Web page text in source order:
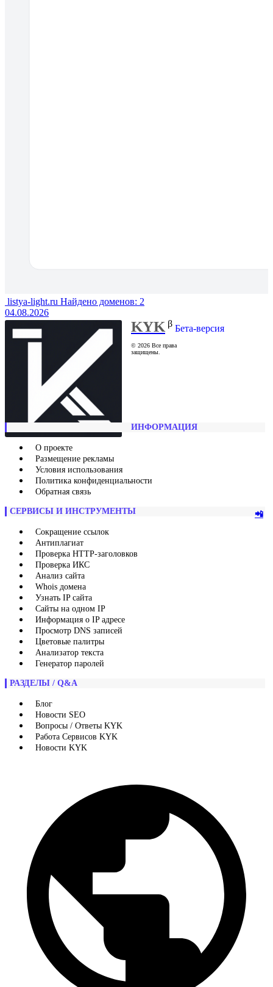
listya-light.ru Найдено доменов: 2
04.08.2026
KYK β Бета-версия
© 2026 Все права
ИНФОРМАЦИЯ
О проекте
Размещение рекламы
Условия использования
Политика конфиденциальности
Обратная связь
СЕРВИСЫ И ИНСТРУМЕНТЫ
📲
Сокращение ссылок
Антиплагиат
Проверка HTTP-заголовков
Проверка ИКС
Анализ сайта
Whois домена
Узнать IP сайта
Сайты на одном IP
Информация о IP адресе
Просмотр DNS записей
Цветовые палитры
Анализатор текста
Генератор паролей
РАЗДЕЛЫ / Q&A
Блог
Новости SEO
Вопросы / Ответы KYK
Работа Сервисов KYK
Новости KYK